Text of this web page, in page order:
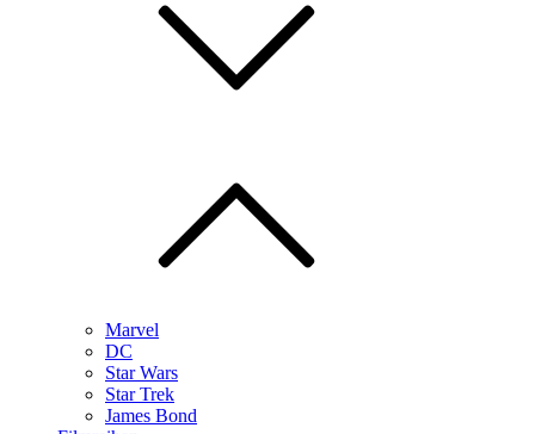
Marvel
DC
Star Wars
Star Trek
James Bond